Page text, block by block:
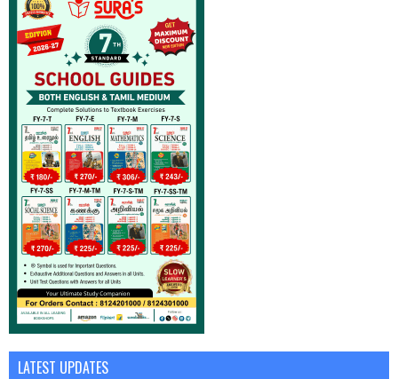
LATEST UPDATES